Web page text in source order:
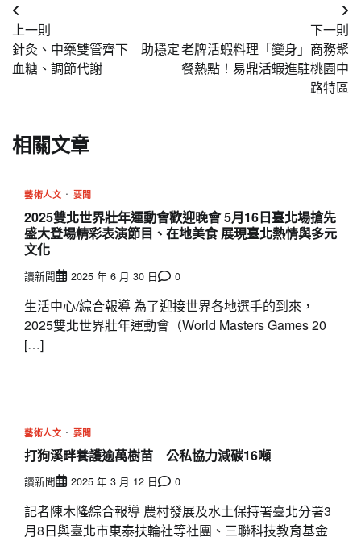
文
章
導
上一則
針灸、中藥雙管齊下 助穩定
血糖、調節代謝
下一則
老牌活蝦料理「變身」商務聚
餐熱點！易鼎活蝦進駐桃園中
路特區
相關文章
藝術人文 要聞
2025雙北世界壯年運動會歡迎晚會 5月16日臺北場搶先
盛大登場精彩表演節目、在地美食 展現臺北熱情與多元
文化
讀新聞 2025 年 6 月 30 日 0
生活中心/綜合報導 為了迎接世界各地選手的到來，
2025雙北世界壯年運動會（World Masters Games 20
[…]
藝術人文 要聞
打狗溪畔養護逾萬樹苗 公私協力減碳16噸
讀新聞 2025 年 3 月 12 日 0
記者陳木隆∕綜合報導 農村發展及水土保持署臺北分署3
月8日與臺北市東泰扶輪社等社團、三聯科技教育基金